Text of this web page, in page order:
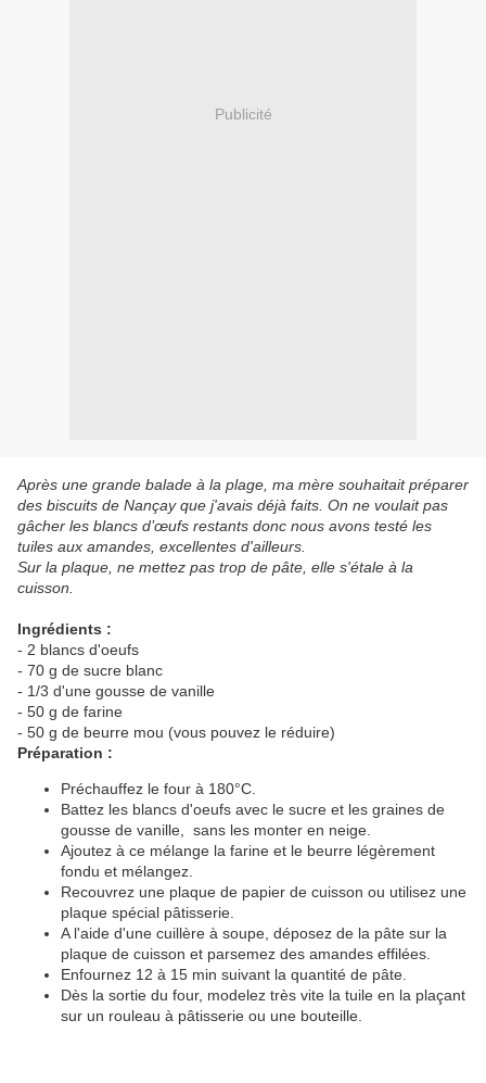
Publicité
Après une grande balade à la plage, ma mère souhaitait préparer
des biscuits de Nançay que j'avais déjà faits. On ne voulait pas
gâcher les blancs d’œufs restants donc nous avons testé les
tuiles aux amandes, excellentes d'ailleurs.
Sur la plaque, ne mettez pas trop de pâte, elle s'étale à la
cuisson.
Ingrédients :
- 2 blancs d'oeufs
- 70 g de sucre blanc
- 1/3 d'une gousse de vanille
- 50 g de farine
- 50 g de beurre mou (vous pouvez le réduire)
Préparation :
Préchauffez le four à 180°C.
Battez les blancs d'oeufs avec le sucre et les graines de
gousse de vanille, sans les monter en neige.
Ajoutez à ce mélange la farine et le beurre légèrement
fondu et mélangez.
Recouvrez une plaque de papier de cuisson ou utilisez une
plaque spécial pâtisserie.
A l'aide d'une cuillère à soupe, déposez de la pâte sur la
plaque de cuisson et parsemez des amandes effilées.
Enfournez 12 à 15 min suivant la quantité de pâte.
Dès la sortie du four, modelez très vite la tuile en la plaçant
sur un rouleau à pâtisserie ou une bouteille.